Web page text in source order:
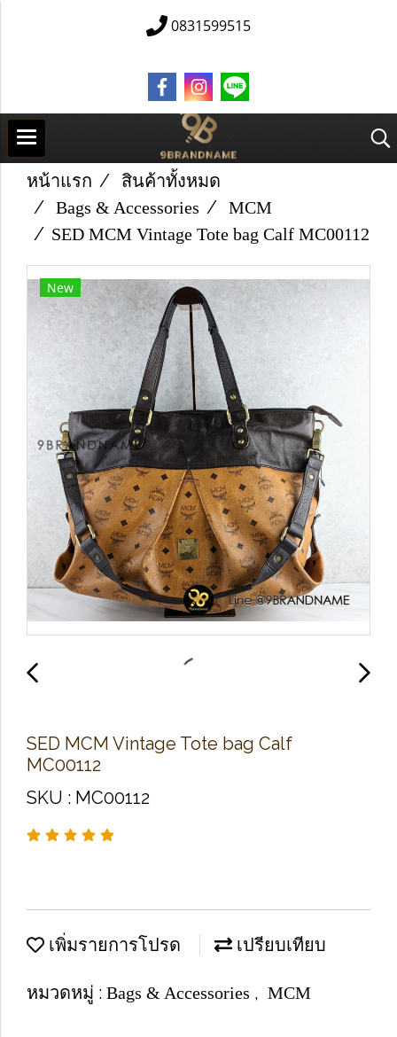
0831599515
หน้าแรก
สินค้าทั้งหมด
Bags & Accessories
MCM
​SED M​C​M Vintage Tote bag Calf MC00112
New
​SED M​C​M Vintage Tote bag Calf
MC00112
SKU : MC00112
เพิ่มรายการโปรด เปรียบเทียบ
หมวดหมู่ : Bags & Accessories , MCM